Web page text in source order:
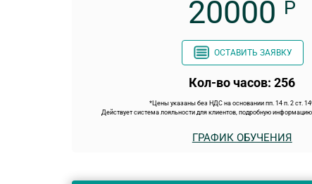
20000 Р
ОСТАВИТЬ ЗАЯВКУ
Кол-во часов: 256
*Цены указаны без НДС на основании пп. 14 п. 2 ст.
Действует система лояльности для клиентов, подробную информацию
ГРАФИК ОБУЧЕНИЯ